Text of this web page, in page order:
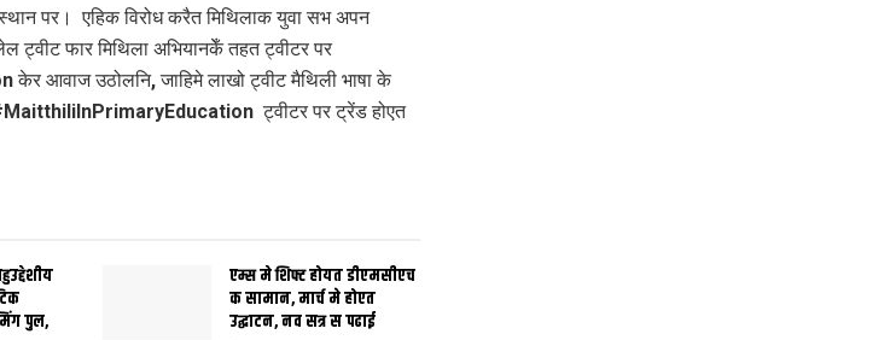
पर। एहिक विरोध करैत मिथिलाक युवा सभ अपन
ट्वीट फार मिथिला अभियानकेँ तहत ट्वीटर पर
आवाज उठोलनि, जाहिमे लाखो ट्वीट मैथिली भाषा के
ट्वीटर पर ट्रेंड होएत
पुल,
एम्स मे शिफ्ट होयत डीएमसीएच
क सामान, मार्च मे होएत
उद्घाटन, नव सत्र स पढाई